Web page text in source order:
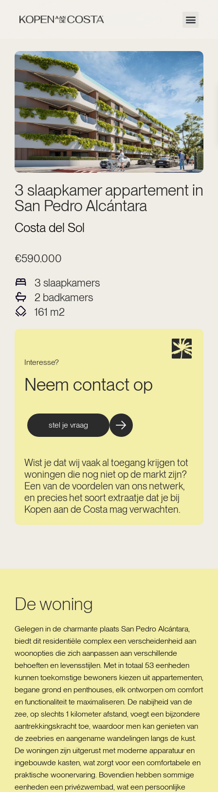
3 slaapkamer appartement in
San Pedro Alcántara
Costa del Sol
€590.000
3 slaapkamers
2 badkamers
161 m2
Interesse?
Neem contact op
stel je vraag
Wist je dat wij vaak al toegang krijgen tot
woningen die nog niet op de markt zijn?
Een van de voordelen van ons netwerk,
en precies het soort extraatje dat je bij
Kopen aan de Costa mag verwachten.
De woning
Gelegen in de charmante plaats San Pedro Alcántara,
biedt dit residentiële complex een verscheidenheid aan
woonopties die zich aanpassen aan verschillende
behoeften en levensstijlen. Met in totaal 53 eenheden
kunnen toekomstige bewoners kiezen uit appartementen,
begane grond en penthouses, elk ontworpen om comfort
en functionaliteit te maximaliseren. De nabijheid van de
zee, op slechts 1 kilometer afstand, voegt een bijzondere
aantrekkingskracht toe, waardoor men kan genieten van
de zeebries en aangename wandelingen langs de kust.
De woningen zijn uitgerust met moderne apparatuur en
ingebouwde kasten, wat zorgt voor een comfortabele en
praktische woonervaring. Bovendien hebben sommige
eenheden een privézwembad, wat een persoonlijke